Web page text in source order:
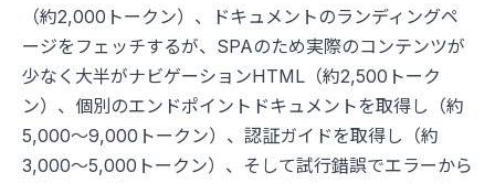
（約2,000トークン）、ドキュメントのランディングペ
ージをフェッチするが、SPAのため実際のコンテンツが
少なく大半がナビゲーションHTML（約2,500トーク
ン）、個別のエンドポイントドキュメントを取得し（約
5,000〜9,000トークン）、認証ガイドを取得し（約
3,000〜5,000トークン）、そして試行錯誤でエラーから